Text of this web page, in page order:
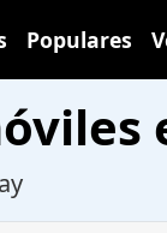
Populares